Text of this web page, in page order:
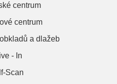
centrum
centrum
a dlažeb
- In
Scan